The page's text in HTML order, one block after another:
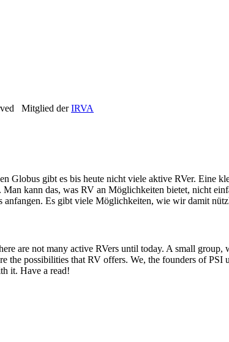
Mitglied derIRVA
gibt es bis heute nicht viele aktive RVer. Eine
kann das, was RV an Möglichkeiten bietet, nicht
Es gibt viele Möglichkeiten, wie wir damit
are not many active RVers until today. A small
possibilities that RV offers. We, the founders of
it. Have a read!